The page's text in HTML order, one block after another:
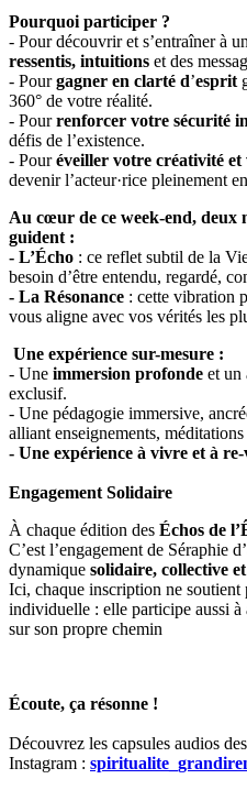
Pourquoi participer ?
- Pour découvrir et s’entraîner à
ressentis, intuitions et des
- Pourgagner en clarté d’esprit
360° de votre réalité.
- Pourrenforcer votre sécurité
défis de l’existence.
- Pouréveiller votre créativité et
devenir l’acteur·rice pleinement
Au cœur de ce week-end, deux
guident :
- L’Écho : ce reflet subtil de la
besoin d’être entendu, regardé,
- La Résonance : cette vibration
vous aligne avec vos vérités les
Une expérience sur-mesure :
- Une immersion profonde et un
exclusif.
- Une pédagogie immersive,
alliant enseignements,
- Une expérience à vivre et à
Engagement Solidaire
À chaque édition des Échos de
C’est l’engagement de Séraphie
dynamique solidaire, collective
Ici, chaque inscription ne soutient
individuelle : elle participe aussi à
sur son propre chemin
Écoute, ça résonne !
Découvrez les capsules audios
Instagram :